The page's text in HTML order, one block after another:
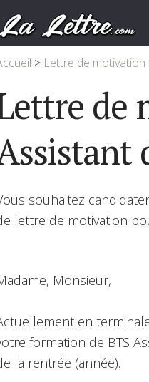
> Lettre de motivation
de
souhaitez
lettre de motivation
Monsieur,
en
formation de BTS
la rentrée (année).